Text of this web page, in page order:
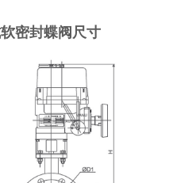
密封蝶阀尺寸